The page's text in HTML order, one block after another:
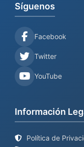
Síguenos
Facebook
Twitter
YouTube
Información
Política de